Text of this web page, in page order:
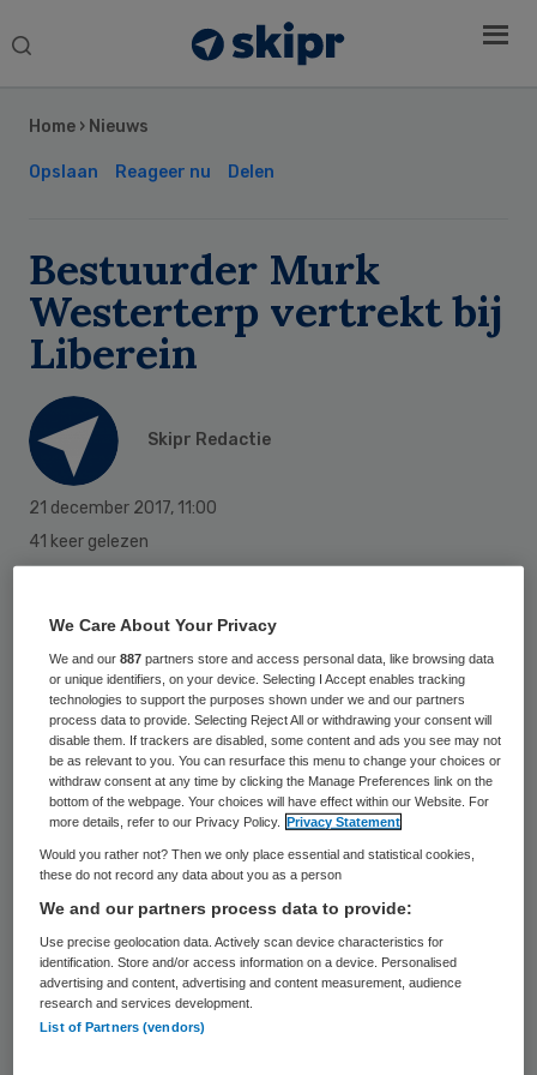
Search
Home › Nieuws
Opslaan Reageer nu Delen
Bestuurder Murk
Westerterp vertrekt bij
Liberein
Skipr Redactie
21 december 2017, 11:00
41 keer gelezen
Murk Westerterp treedt per 1 april 2018
terug als lid van de raad van bestuur van
Liberein. Hij blijft tot de zomer nog aan
Liberein verbonden om lopende projecten af
te ronden, zo maakte de organisatie
bekend. Westerterp vindt het “een passend
moment om te stoppen”.
Westerterp: “Nu de fusie tussen
AriënsZorgpalet en Bruggerbosch
succesvol is gerealiseerd, voelt het na zes
intensieve én boeiende jaren als het juiste
moment om te vertrekken. Ik kijk terug op
Sidebar
We Care About Your Privacy
We and our887 partners store and access personal data, like browsing data
or unique identifiers, on your device. Selecting I Accept enables tracking
technologies to support the purposes shown under we and our partners
process data to provide. Selecting Reject All or withdrawing your consent will
disable them. If trackers are disabled, some content and ads you see may not
be as relevant to you. You can resurface this menu to change your choices or
withdraw consent at any time by clicking the Manage Preferences link on the
bottom of the webpage. Your choices will have effect within our Website. For
more details, refer to our Privacy Policy.
Privacy Statement
Would you rather not? Then we only place essential and statistical cookies,
these do not record any data about you as a person
We and our partners process data to provide:
Use precise geolocation data. Actively scan device characteristics for
identification. Store and/or access information on a device. Personalised
advertising and content, advertising and content measurement, audience
research and services development.
List of Partners (vendors)